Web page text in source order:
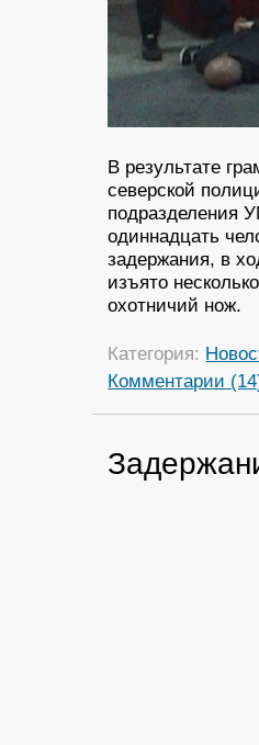
В результате
северской
подразделения
одиннадцать
задержания, в
изъято
охотничий нож.
Категория:
Комментарии